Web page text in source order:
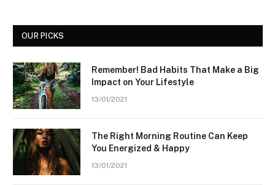
OUR PICKS
Remember! Bad Habits That Make a Big
Impact on Your Lifestyle
13/01/2021
The Right Morning Routine Can Keep
You Energized & Happy
13/01/2021